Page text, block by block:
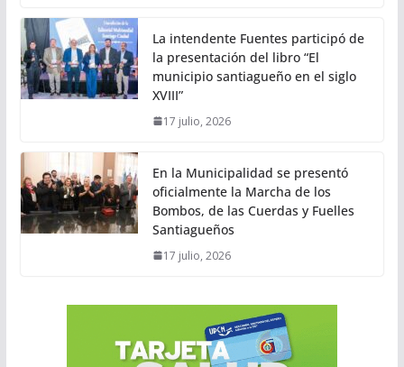
La intendente Fuentes participó de
la presentación del libro “El
municipio santiagueño en el siglo
XVIII”
17 julio, 2026
En la Municipalidad se presentó
oficialmente la Marcha de los
Bombos, de las Cuerdas y Fuelles
Santiagueños
17 julio, 2026